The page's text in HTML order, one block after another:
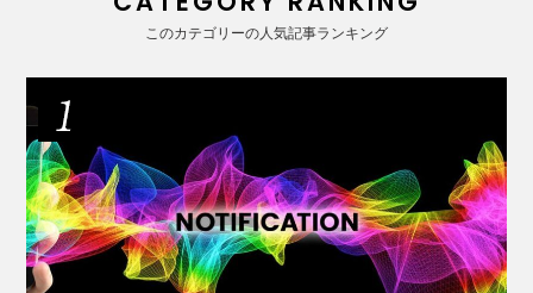
このカテゴリーの人気記事ランキング